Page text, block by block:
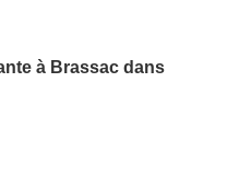
à Brassac dans